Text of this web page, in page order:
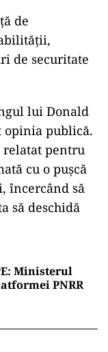
de
de securitate
lui Donald
opinia publică.
relatat pentru
cu o pușcă
încercând să
să deschidă
Ministerul
PNRR